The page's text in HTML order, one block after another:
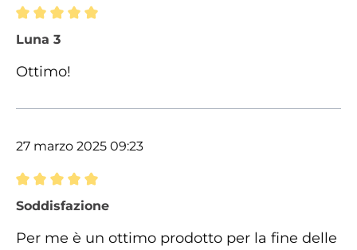
Recensione con valutazione di 5 su 5 stelle
Luna 3
Ottimo!
27 marzo 2025 09:23
Recensione con valutazione di 5 su 5 stelle
Soddisfazione
Per me è un ottimo prodotto per la fine delle